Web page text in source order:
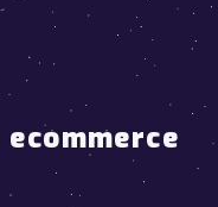
ecommerce